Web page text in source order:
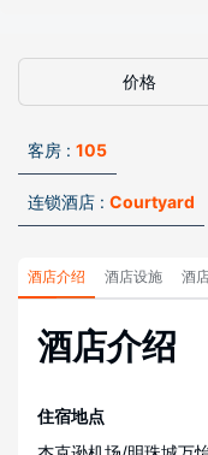
价格
客房 : 105
连锁酒店 : Courtyard
酒店介绍 酒店设施 酒
酒店介绍
住宿地点